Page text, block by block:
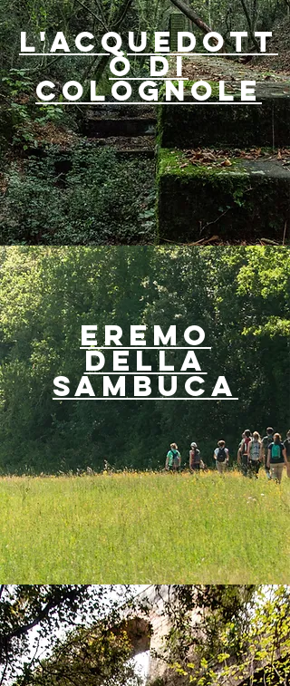
L'ACQUEDOTT
O DI
COLOGNOLE
eremo
della
sambuca